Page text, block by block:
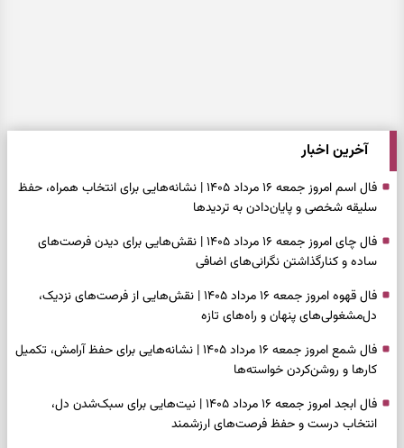
آخرین اخبار
فال اسم امروز جمعه ۱۶ مرداد ۱۴۰۵ | نشانه‌هایی برای انتخاب همراه، حفظ
سلیقه شخصی و پایان‌دادن به تردیدها
فال چای امروز جمعه ۱۶ مرداد ۱۴۰۵ | نقش‌هایی برای دیدن فرصت‌های
ساده و کنارگذاشتن نگرانی‌های اضافی
فال قهوه امروز جمعه ۱۶ مرداد ۱۴۰۵ | نقش‌هایی از فرصت‌های نزدیک،
دل‌مشغولی‌های پنهان و راه‌های تازه
فال شمع امروز جمعه ۱۶ مرداد ۱۴۰۵ | نشانه‌هایی برای حفظ آرامش، تکمیل
کارها و روشن‌کردن خواسته‌ها
فال ابجد امروز جمعه ۱۶ مرداد ۱۴۰۵ | نیت‌هایی برای سبک‌شدن دل،
انتخاب درست و حفظ فرصت‌های ارزشمند